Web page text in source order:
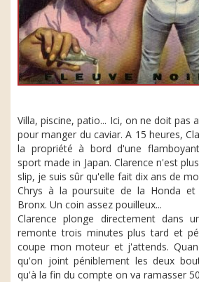
Villa, piscine, patio... Ici, on ne doit pas
pour manger du caviar. A 15 heures,
la propriété à bord d'une
sport made in Japan. Clarence n'est
slip, je suis sûr qu'elle fait dix ans de
Chrys à la poursuite de la Honda et
Bronx. Un coin assez pouilleux...
Clarence plonge directement dans
remonte trois minutes plus tard et
coupe mon moteur et j'attends.
qu'on joint péniblement les deux
qu'à la fin du compte on va ramasser